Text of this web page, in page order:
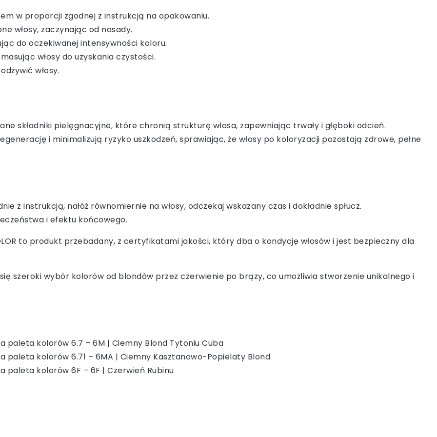
w proporcji zgodnej z instrukcją na opakowaniu.
włosy, zaczynając od nasady.
do oczekiwanej intensywności koloru.
włosy do uzyskania czystości.
włosy.
składniki pielęgnacyjne, które chronią strukturę włosa, zapewniając trwały i głęboki odcień.
i minimalizują ryzyko uszkodzeń, sprawiając, że włosy po koloryzacji pozostają zdrowe, pełne
z instrukcją, nałóż równomiernie na włosy, odczekaj wskazany czas i dokładnie spłucz.
i efektu końcowego.
to produkt przebadany, z certyfikatami jakości, który dba o kondycję włosów i jest bezpieczny dla
szeroki wybór kolorów od blondów przez czerwienie po brązy, co umożliwia stworzenie unikalnego i
paleta kolorów 6.7 – 6M | Ciemny Blond Tytoniu Cuba
paleta kolorów 6.71 – 6MA | Ciemny Kasztanowo-Popielaty Blond
paleta kolorów 6F – 6F | Czerwień Rubinu